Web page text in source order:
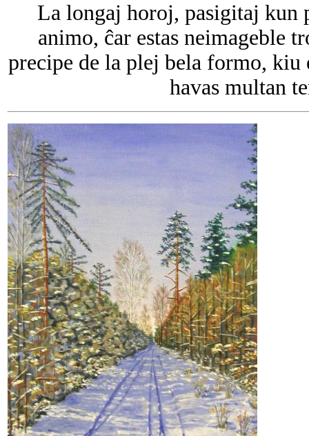
La longaj horoj, pasigitaj kun
animo, ĉar estas neimageble
precipe de la plej bela formo, kiu
havas multan